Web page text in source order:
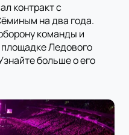
контракт с
на два года.
команды и
Ледового
больше о его